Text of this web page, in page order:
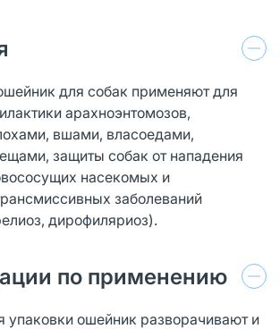
для собак применяют для
арахноэнтомозов,
вшами, власоедами,
защиты собак от нападения
насекомых и
заболеваний
дирофиляриоз).
по применению
упаковки ошейник разворачивают и